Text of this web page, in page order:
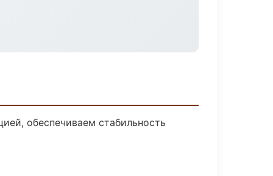
обеспечиваем стабильность